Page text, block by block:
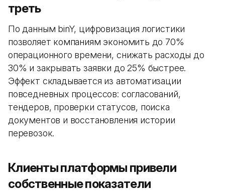
треть
По данным binY, цифровизация логистики
позволяет компаниям экономить до 70%
операционного времени, снижать расходы до
30% и закрывать заявки до 25% быстрее.
Эффект складывается из автоматизации
повседневных процессов: согласований,
тендеров, проверки статусов, поиска
документов и восстановления истории
перевозок.
Клиенты платформы привели
собственные показатели